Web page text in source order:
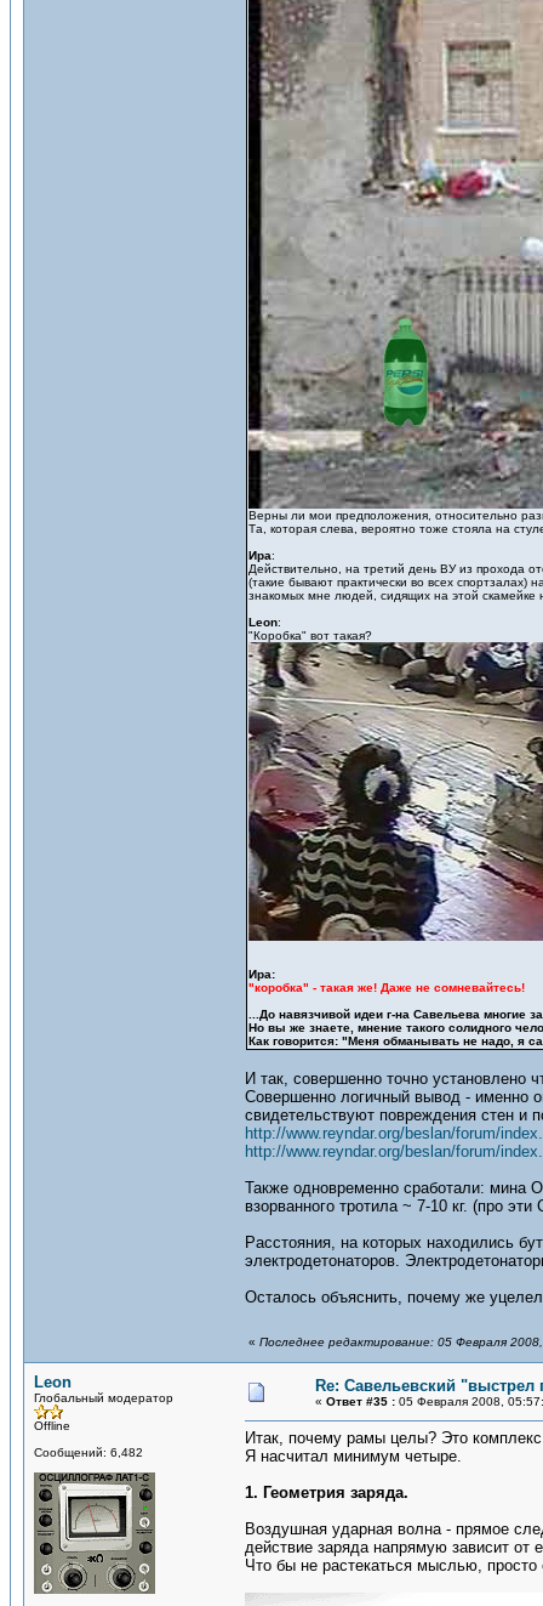
Верны ли мои предположения, относительно
Та, которая слева, вероятно тоже стояла на
Ира:
Действительно, на третий день ВУ из прохода
(такие бывают практически во всех
знакомых мне людей, сидящих на этой скамейке
Leon:
"Коробка" вот такая?
Ира:
"коробка" - такая же! Даже не сомневайтесь!
...До навязчивой идеи г-на Савельева многие
Но вы же знаете, мнение такого солидного
Как говорится: "Меня обманывать не надо, я
И так, совершенно точно установлено
Совершенно логичный вывод - именно
свидетельствуют повреждения стен и
http://www.reyndar.org/beslan/forum/
http://www.reyndar.org/beslan/forum/
Также одновременно сработали: мина
взорванного тротила ~ 7-10 кг. (про
Расстояния, на которых находились
электродетонаторов.
Осталось объяснить, почему же
« Последнее редактирование: 05 Февраля
Leon
Глобальный модератор
Offline
Сообщений: 6,482
Re: Савельевский "выстрел
« Ответ #35 : 05 Февраля 2008,
Итак, почему рамы целы? Это
Я насчитал минимум четыре.
1. Геометрия заряда.
Воздушная ударная волна - прямое
действие заряда напрямую зависит от
Что бы не растекаться мыслью, просто